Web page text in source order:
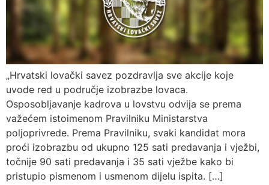
„Hrvatski lovački savez pozdravlja sve akcije koje
uvode red u područje izobrazbe lovaca.
Osposobljavanje kadrova u lovstvu odvija se prema
važećem istoimenom Pravilniku Ministarstva
poljoprivrede. Prema Pravilniku, svaki kandidat mora
proći izobrazbu od ukupno 125 sati predavanja i vježbi,
točnije 90 sati predavanja i 35 sati vježbe kako bi
pristupio pismenom i usmenom dijelu ispita. […]